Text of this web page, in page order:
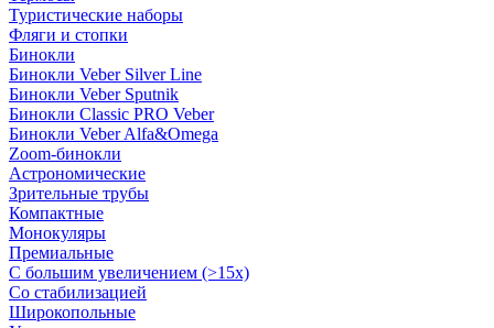
Туристические наборы
Фляги и стопки
Бинокли
Бинокли Veber Silver Line
Бинокли Veber Sputnik
Бинокли Classic PRO Veber
Бинокли Veber Alfa&Omega
Zoom-бинокли
Астрономические
Зрительные трубы
Компактные
Монокуляры
Премиальные
С большим увеличением (>15x)
Со стабилизацией
Широкопольные